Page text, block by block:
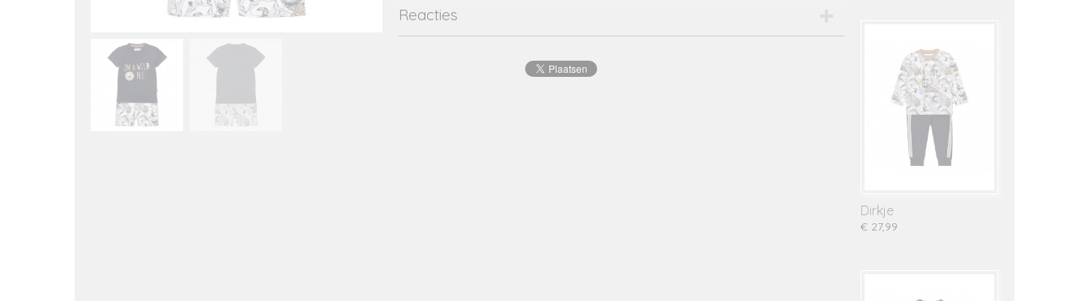
EAN code
Productcode leverancier
46710
Reacties
Dirkje
€ 27,99